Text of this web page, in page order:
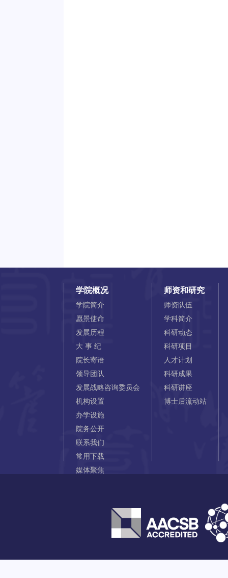
学院概况
学院简介
愿景使命
发展历程
大 事 纪
院长寄语
领导团队
发展战略咨询委员会
机构设置
办学设施
院务公开
联系我们
常用下载
媒体聚焦
师资和研究
师资队伍
学科简介
科研动态
科研项目
人才计划
科研成果
科研讲座
博士后流动站